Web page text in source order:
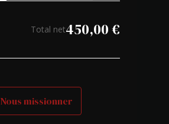
Total net450,00€
Nous missionner